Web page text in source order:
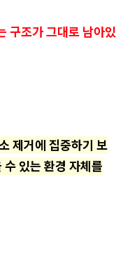
구조가 그대로 남아있
제거에 집중하기 보
있는 환경 자체를